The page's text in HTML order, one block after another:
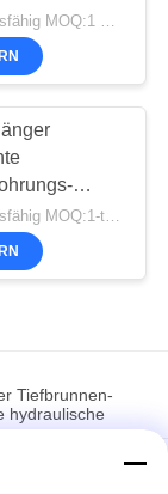
Verhandlungsfähig MOQ:1 Satz
219kw
Tiefbrunnen-
hydraulische